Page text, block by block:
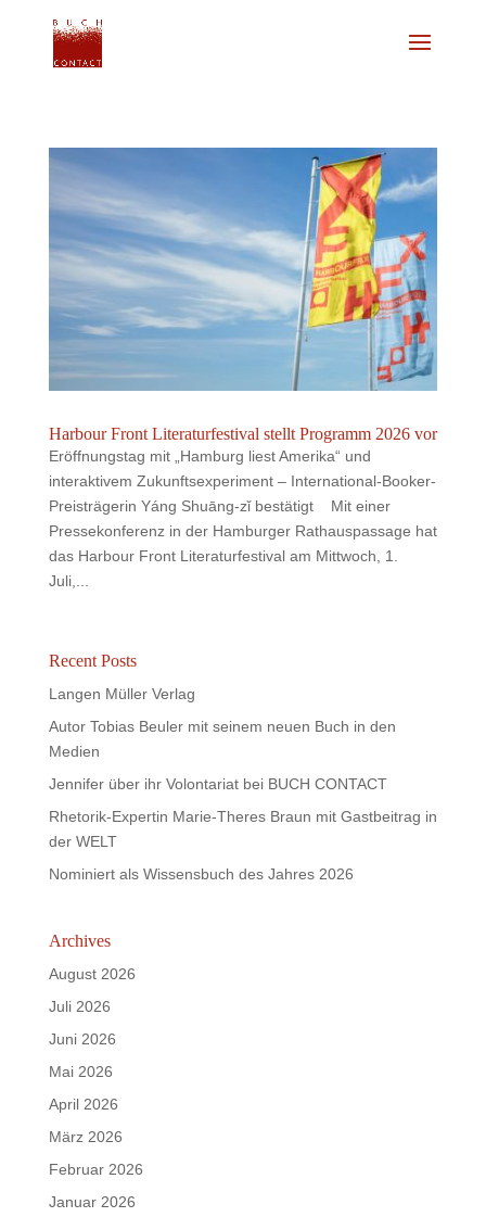
Harbour Front Literaturfestival stellt Programm 2026 vor
Eröffnungstag mit „Hamburg liest Amerika“ und
interaktivem Zukunftsexperiment – International-Booker-
Preisträgerin Yáng Shuāng-zǐ bestätigt Mit einer
Pressekonferenz in der Hamburger Rathauspassage hat
das Harbour Front Literaturfestival am Mittwoch, 1.
Juli,...
Recent Posts
Langen Müller Verlag
Autor Tobias Beuler mit seinem neuen Buch in den
Medien
Jennifer über ihr Volontariat bei BUCH CONTACT
Rhetorik-Expertin Marie-Theres Braun mit Gastbeitrag in
der WELT
Nominiert als Wissensbuch des Jahres 2026
Archives
August 2026
Juli 2026
Juni 2026
Mai 2026
April 2026
März 2026
Februar 2026
Januar 2026